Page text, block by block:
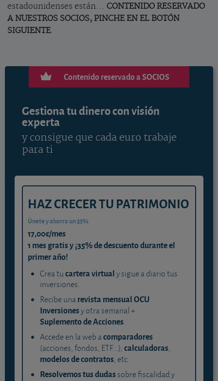
estadounidenses están... CONTENIDO RESERVADO
A NUESTROS SOCIOS, PINCHE EN EL BOTÓN
SIGUIENTE.
Contenido reservado a SOCIOS
Gestiona tu dinero con visión
experta
y consigue que cada euro trabaje
para ti
HAZ CRECER TU PATRIMONIO
Únete y ahorra un 35%
17,00€/mes
1 mes gratis y ¡35% de descuento durante el
primer año!
Crea tucartera virtualy sigue a diario tus
inversiones.
Recibe unarevista mensual OCU
Inversionesy otra semanal +
Suplemento de Acciones.
Accede en la web acomparadores
(acciones, fondos, ETF...),calculadoras,
modelos de contratos, etc.
Resolvemos tus dudassobre fiscalidad y